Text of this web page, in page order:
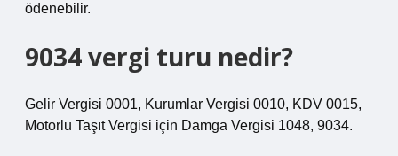
ödenebilir.
9034 vergi turu nedir?
Gelir Vergisi 0001, Kurumlar Vergisi 0010, KDV 0015,
Motorlu Taşıt Vergisi için Damga Vergisi 1048, 9034.